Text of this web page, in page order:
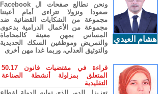
هشام العيدي
ونحن نطالع صفحات ال Facebook
صعودا ونزولا تتراءى أمام أعيننا
مجموعة من الشكايات القضائية ضد
مجموعة من الأعمال الدرامية بدعوى
المساس بمهن معينة كالمحاماة
والتمريض وموظفين السكك الحديدية
والتوثيق العدلي، وربما غدا مهن أخرى
قراءة في مقتضيات قانون 50.17
المتعلق بمزاولة أنشطة الصناعة
التقليدية